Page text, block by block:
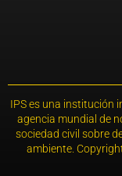
IPS es una institución
agencia mundial de
sociedad civil sobre
ambiente.